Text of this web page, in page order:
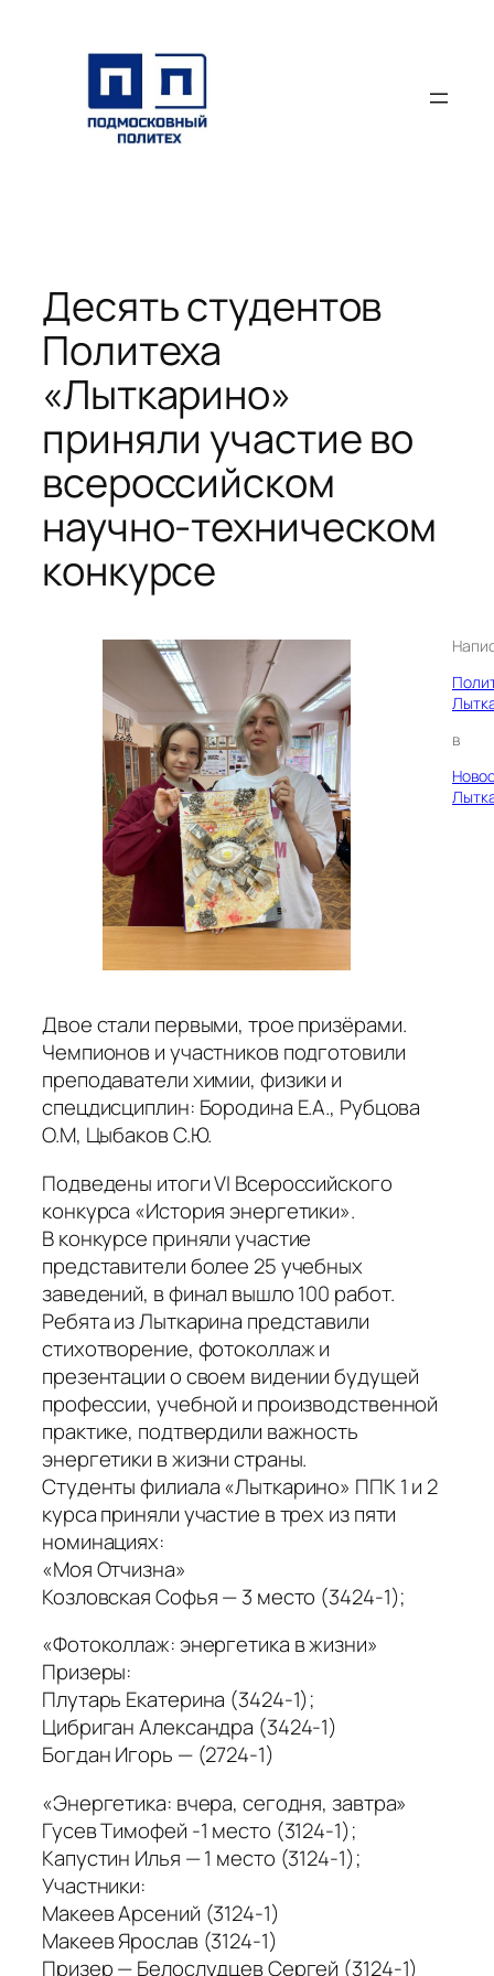
содержимому
Десять студентов
Политеха
«Лыткарино»
приняли участие во
всероссийском
научно-техническом
конкурсе
в
Двое стали первыми, трое призёрами.
Чемпионов и участников подготовили
преподаватели химии, физики и
спецдисциплин: Бородина Е.А., Рубцова
О.М, Цыбаков С.Ю.
Подведены итоги VI Всероссийского
конкурса «История энергетики».
В конкурсе приняли участие
представители более 25 учебных
заведений, в финал вышло 100 работ.
Ребята из Лыткарина представили
стихотворение, фотоколлаж и
презентации о своем видении будущей
профессии, учебной и производственной
практике, подтвердили важность
энергетики в жизни страны.
Студенты филиала «Лыткарино» ППК 1 и 2
курса приняли участие в трех из пяти
номинациях:
«Моя Отчизна»
Козловская Софья — 3 место (3424-1);
«Фотоколлаж: энергетика в жизни»
Призеры:
Плутарь Екатерина (3424-1);
Цибриган Александра (3424-1)
Богдан Игорь — (2724-1)
«Энергетика: вчера, сегодня, завтра»
Гусев Тимофей -1 место (3124-1);
Капустин Илья — 1 место (3124-1);
Участники:
Макеев Арсений (3124-1)
Макеев Ярослав (3124-1)
Призер — Белослудцев Сергей (3124-1)